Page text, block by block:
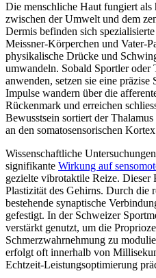
Die menschliche Haut fungiert als
zwischen der Umwelt und dem
Dermis befinden sich
Meissner-Körperchen und Vater-
physikalische Drücke und
umwandeln. Sobald Sportler oder
anwenden, setzen sie eine
Impulse wandern über die
Rückenmark und erreichen
Bewusstsein sortiert der
an den somatosensorischen
Wissenschaftliche
signifikante Wirkung auf
gezielte vibrotaktile Reize. Dieser
Plastizität des Gehirns. Durch die
bestehende synaptische
gefestigt. In der Schweizer
verstärkt genutzt, um die
Schmerzwahrnehmung zu
erfolgt oft innerhalb von
Echtzeit-Leistungsoptimierung